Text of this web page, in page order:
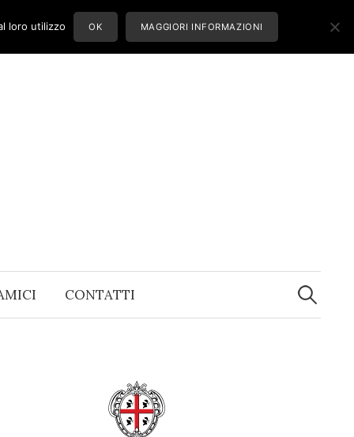
CONTATTI
Ricerca
per:
loro utilizzo OK MAGGIORI INFORMAZIONI